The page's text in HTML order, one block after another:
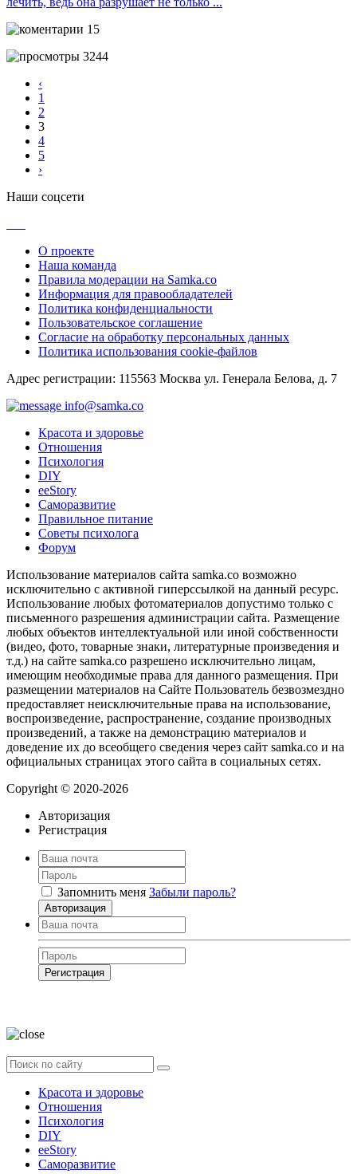
15
3244
‹
1
2
3
4
5
›
Наши соцсети
О проекте
Наша команда
Правила модерации на Samka.co
Информация для правообладателей
Политика конфиденциальности
Пользовательское соглашение
Согласие на обработку персональных данных
Политика использования cookie-файлов
Адрес регистрации: 115563 Москва ул. Генерала Белова, д. 7
info@samka.co
Красота и здоровье
Отношения
Психология
DIY
ееStory
Саморазвитие
Правильное питание
Советы психолога
Форум
Использование материалов сайта samka.co возможно
исключительно с активной гиперссылкой на данный ресурс.
Использование любых фотоматериалов допустимо только с
письменного разрешения администрации сайта. Размещение
любых объектов интеллектуальной или иной собственности
(видео, фото, товарные знаки, литературные произведения и
т.д.) на сайте samka.co разрешено исключительно лицам,
имеющим необходимые права для данного размещения. При
размещении материалов на Сайте Пользователь безвозмездно
предоставляет неисключительные права на использование,
воспроизведение, распространение, создание производных
произведений, а также на демонстрацию материалов и
доведение их до всеобщего сведения через сайт samka.co и на
официальных страницах этого сайта в социальных сетях.
Copyright © 2020-2026
Авторизация
Регистрация
Запомнить меня Забыли пароль?
Авторизация
Регистрация
Красота и здоровье
Отношения
Психология
DIY
ееStory
Саморазвитие